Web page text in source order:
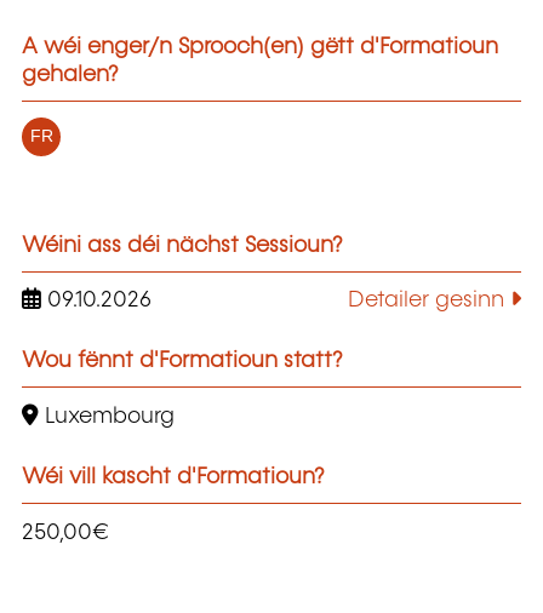
A wéi enger/n Sprooch(en) gëtt d'Formatioun
gehalen?
FR
Wéini ass déi nächst Sessioun?
09.10.2026 Detailer gesinn
Wou fënnt d'Formatioun statt?
Luxembourg
Wéi vill kascht d'Formatioun?
250,00€